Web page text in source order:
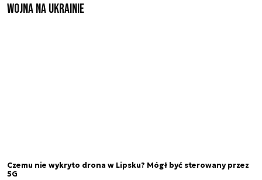
Wojna na Ukrainie
Czemu nie wykryto drona w Lipsku? Mógł być sterowany przez
5G